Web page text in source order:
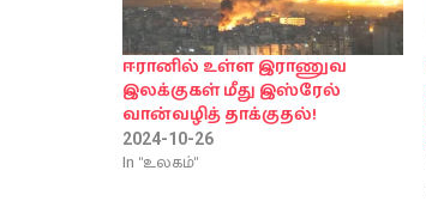
ஈரானில் உள்ள இராணுவ
இலக்குகள் மீது இஸ்ரேல்
வான்வழித் தாக்குதல்!
2024-10-26
In "உலகம்"